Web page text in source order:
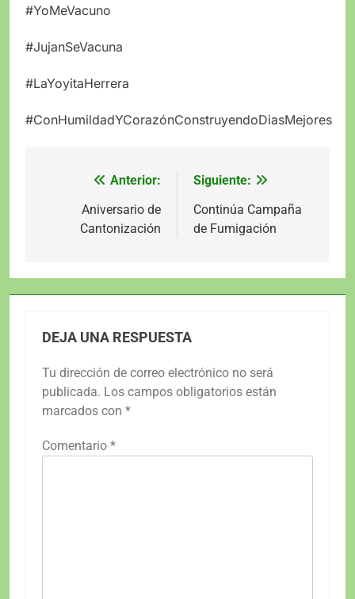
#YoMeVacuno
#JujanSeVacuna
#LaYoyitaHerrera
#ConHumildadYCorazónConstruyendoDiasMejores
Navegación
Anterior:
Aniversario de
Cantonización
Siguiente:
Continúa Campaña
de Fumigación
DEJA UNA RESPUESTA
Tu dirección de correo electrónico no será
publicada. Los campos obligatorios están
marcados con *
Comentario *